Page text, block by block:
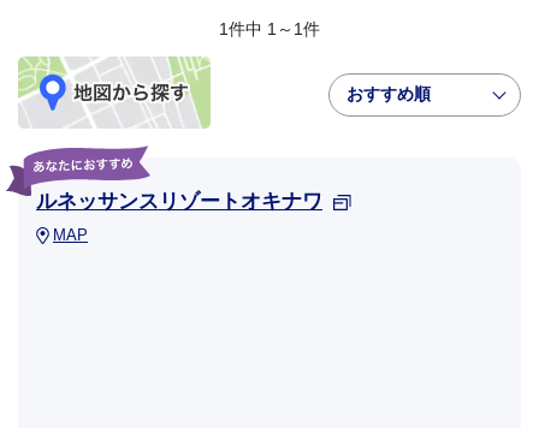
1件中 1～1件
おすすめ順
ルネッサンスリゾートオキナワ
MAP